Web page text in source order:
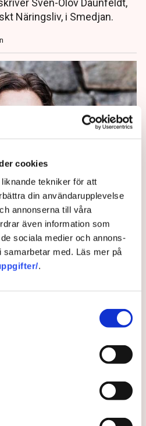
cookies
tekniker för att
din användarupplevelse
annonserna till våra
även information som
sociala medier och annons-
med. Läs mer på
.
Näringsliv, i Smedjan.
avgörande
och hela
lyx att unna sig när andra
Möllerström i en essä i